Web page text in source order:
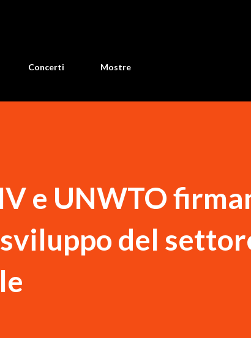
Concerti Mostre
e UNWTO
del